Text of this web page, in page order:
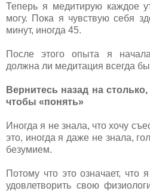
Теперь я медитирую каждое
могу. Пока я чувствую себя
минут, иногда 45.
После этого опыта я
должна ли медитация всегда
Вернитесь назад на
чтобы «понять»
Иногда я не знала, что хочу
это, иногда я даже не знала,
безумием.
Потому что это означает, что
удовлетворить свою